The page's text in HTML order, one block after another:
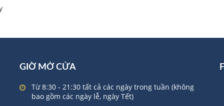
GIỜ MỞ CỬA
Từ 8:30 - 21:30 tất cả các ngày trong tuần (không
bao gồm các ngày lễ, ngày Tết)